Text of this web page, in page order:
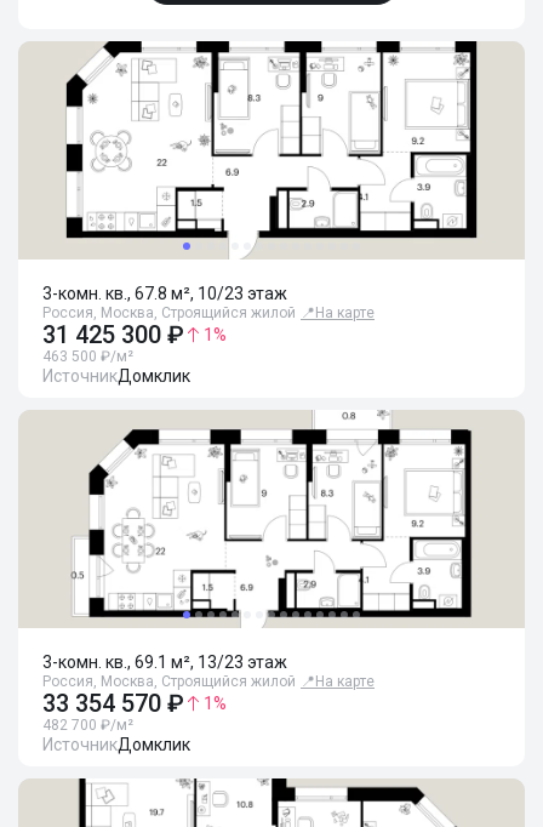
3-комн. кв., 67.8 м², 10/23 этаж
Россия, Москва, Строящийся жилой 📍 На карте
31 425 300 ₽ 1%
463 500 ₽/м²
ИсточникДомклик
3-комн. кв., 69.1 м², 13/23 этаж
Россия, Москва, Строящийся жилой 📍 На карте
33 354 570 ₽ 1%
482 700 ₽/м²
ИсточникДомклик